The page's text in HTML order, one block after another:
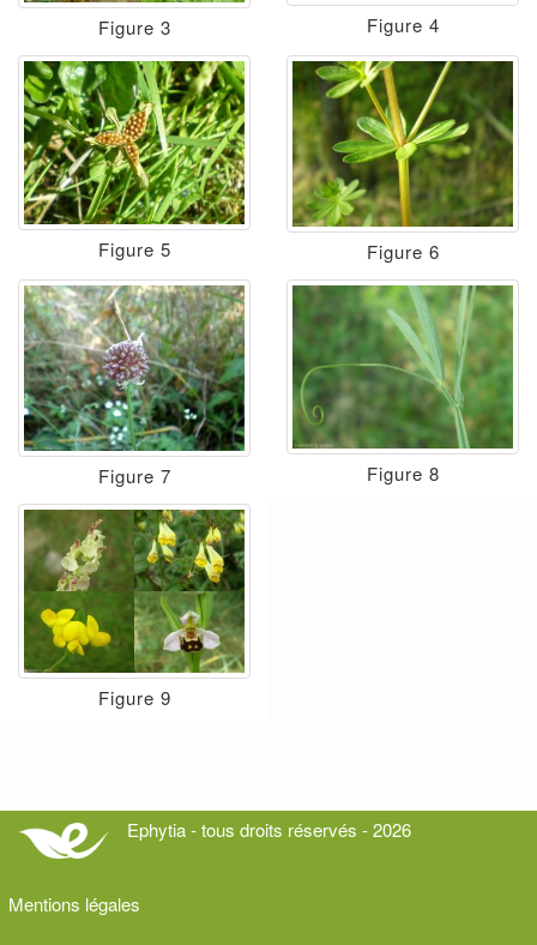
Figure 3 Figure 4
Figure 5 Figure 6
Figure 7 Figure 8
Figure 9
Ephytia - tous droits réservés - 2026
Mentions légales